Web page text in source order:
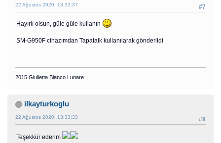
#7
22 Ağustos 2020, 13:32:37
Hayırlı olsun, güle güle kullanın
SM-G950F cihazımdan Tapatalk kullanılarak gönderildi
2015 Giulietta Bianco Lunare
ilkayturkoglu
#8
22 Ağustos 2020, 13:33:33
Teşekkür ederim